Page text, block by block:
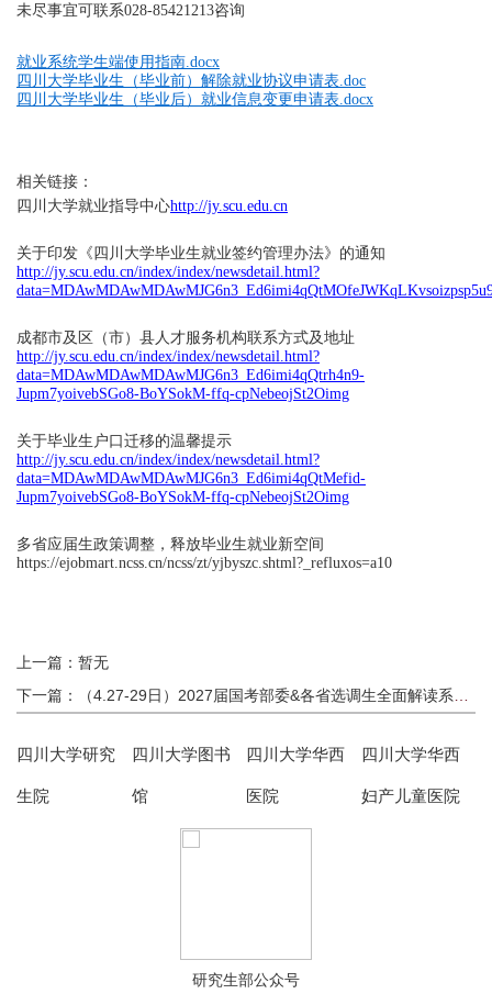
未尽事宜可联系028-85421213咨询
就业系统学生端使用指南.docx
四川大学毕业生（毕业前）解除就业协议申请表.doc
四川大学毕业生（毕业后）就业信息变更申请表.docx
相关链接：
四川大学就业指导中心http://jy.scu.edu.cn
关于印发《四川大学毕业生就业签约管理办法》的通知
http://jy.scu.edu.cn/index/index/newsdetail.html?
成都市及区（市）县人才服务机构联系方式及地址
http://jy.scu.edu.cn/index/index/newsdetail.html?
data=MDAwMDAwMDAwMJG6n3_Ed6imi4qQtrh4n9-
Jupm7yoivebSGo8-BoYSokM-ffq-cpNebeojSt2Oimg
关于毕业生户口迁移的温馨提示
http://jy.scu.edu.cn/index/index/newsdetail.html?
data=MDAwMDAwMDAwMJG6n3_Ed6imi4qQtMefid-
Jupm7yoivebSGo8-BoYSokM-ffq-cpNebeojSt2Oimg
多省应届生政策调整，释放毕业生就业新空间
https://ejobmart.ncss.cn/ncss/zt/yjbyszc.shtml?_refluxos=a10
上一篇：暂无
四川大学研究
生院
四川大学图书
馆
四川大学华西
医院
四川大学华西
妇产儿童医院
研究生部公众号